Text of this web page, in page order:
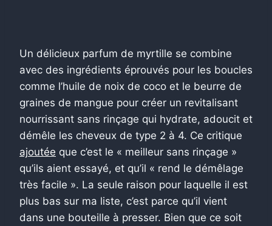
Un délicieux parfum de myrtille se combine
avec des ingrédients éprouvés pour les boucles
comme l’huile de noix de coco et le beurre de
graines de mangue pour créer un revitalisant
nourrissant sans rinçage qui hydrate, adoucit et
démêle les cheveux de type 2 à 4. Ce critique
ajoutée que c’est le « meilleur sans rinçage »
qu’ils aient essayé, et qu’il « rend le démêlage
très facile ». La seule raison pour laquelle il est
plus bas sur ma liste, c’est parce qu’il vient
dans une bouteille à presser. Bien que ce soit